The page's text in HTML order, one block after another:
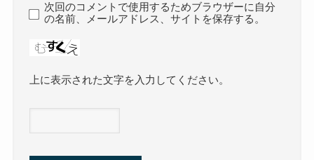
次回のコメントで使用するためブラウザーに自分
の名前、メールアドレス、サイトを保存する。
上に表示された文字を入力してください。